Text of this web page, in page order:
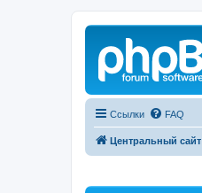
Ссылки FAQ
Центральный сайт